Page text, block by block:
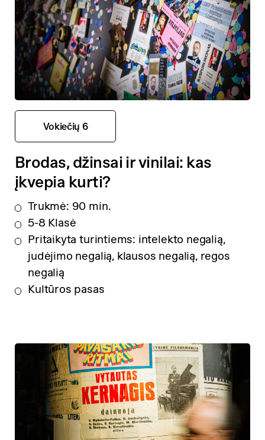
Vokiečių 6
Brodas, džinsai ir vinilai: kas
įkvepia kurti?
Trukmė: 90 min.
5-8 Klasė
Pritaikyta turintiems: intelekto negalią,
judėjimo negalią, klausos negalią, regos
negalią
Kultūros pasas